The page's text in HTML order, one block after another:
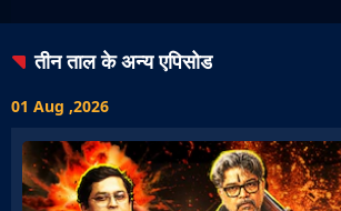
तीन तालके अन्य एपिसोड
01 Aug ,2026